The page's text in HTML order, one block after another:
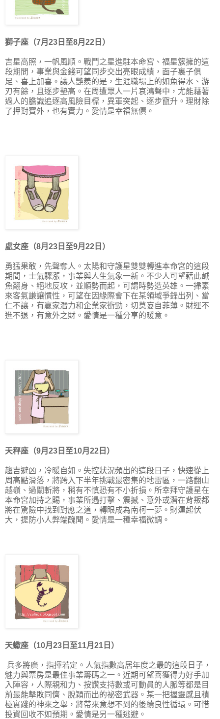
獅子座（7月23日至8月22日）
吉星高照 ，一帆風順。戰鬥之星進駐本命宮、福星簇擁的這
段期間，事業與金錢可望同步交出亮眼成績，面子裏子俱
足、喜上加喜。讓人艷羨的是，生涯職場上的如魚得水、游
刃有餘，且逐步墊高。在周遭眾人一片哀鴻聲中，尤能藉著
過人的膽識追逐高風險目標，異軍突起、逐步竄升。理財除
了押對寶外，也有實力。愛情是幸福無價。
處女座（8月23日至9月22日）
勇猛果敢，先聲奪人。太陽和守護星雙雙轉進本命宮的這段
期間，士氣驟漲， 事業與人生氣象一新。不少人可望藉此鹹
魚翻身、絕地反攻，並順勢而起，可謂時勢造英雄。一掃素
來客氣謙讓慣性，可望在因緣際會下在某領域爭鋒出列、當
仁不讓，有贏家潛力和企業家衝勁，切莫妄自菲薄。財運不
進不退， 有意外之財。 愛情是一種分享的暖意。
天秤座（9月23日至10月22日）
趨吉避凶，冷暖自如。失控狀況頻出的這段日子，快速從上
周高點滑落，將跨入下半年挑戰最密集的地雷區，一路翻山
越嶺、過關斬將，稍有不慎恐有不小折損。所幸拜守護星在
本命宮加持之賜，事業所遇打擊、震撼、意外或潛在背叛都
將在驚險中找到對應之道，轉眼成為南柯一夢。財運起伏
大，提防小人弊端醜聞。 愛情是一種幸福微調 。
天蠍座（10月23日至11月21日）
兵多將廣，指揮若定。人氣指數高居年度之最的這段日子，
魅力與票房是最佳事業籌碼之一。近期可望喜獲得力好手加
入陣容，人際親和力、按讚支持數或可動員的人脈等都是目
前最能擊敗同儕、脫穎而出的祕密武器。某一把握靈感且積
極實踐的神來之舉，將帶來意想不到的後續良性循環。可惜
投資回收不如預期。 愛情是另一種逃避。